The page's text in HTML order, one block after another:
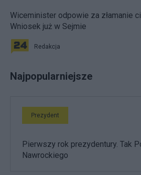
Wiceminister odpowie za złamanie
Wniosek już w Sejmie
Redakcja
Najpopularniejsze
Prezydent
Pierwszy rok prezydentury. Tak
Nawrockiego